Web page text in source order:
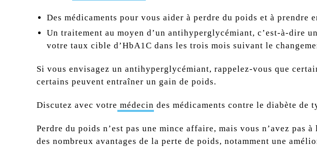
Des médicaments pour vous aider à perdre du poids et à prendre
Un traitement au moyen d’un antihyperglycémiant, c’est-à-dire
votre taux cible d’HbA1C dans les trois mois suivant le
Si vous envisagez un antihyperglycémiant, rappelez-vous que
certains peuvent entraîner un gain de poids.
Discutez avec votre médecin des médicaments contre le diabète
Perdre du poids n’est pas une mince affaire, mais vous n’avez
des nombreux avantages de la perte de poids, notamment une